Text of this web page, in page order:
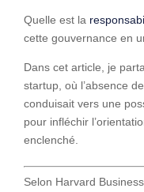
Quelle est la
cette gouvernance en
Dans cet article, je
startup, où l’absence
conduisait vers une
pour infléchir
enclenché.
Selon Harvard Business